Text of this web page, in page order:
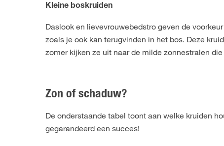
Kleine boskruiden
Daslook en lievevrouwebedstro geven de
zoals je ook kan terugvinden in het bos. Deze
zomer kijken ze uit naar de milde zonnestralen
Zon of schaduw?
De onderstaande tabel toont aan welke kruiden
gegarandeerd een succes!